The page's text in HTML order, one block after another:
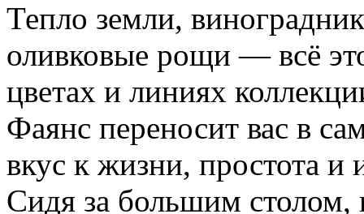
Тепло земли,
оливковые рощи — всё
цветах и линиях
Фаянс переносит вас в
вкус к жизни, простота и
Сидя за большим столом,